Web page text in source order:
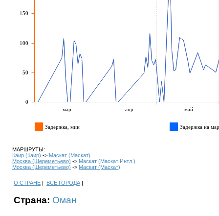
мар апр май
0
50
100
150
Задержка, мин Задержка на
МАРШРУТЫ:
Каир (Каир) -> Маскат (Маскат)
Москва (Шереметьево) -> Маскат (Маскат Интл.)
Москва (Шереметьево) -> Маскат (Маскат)
| О СТРАНЕ | ВСЕ ГОРОДА |
Страна: Оман